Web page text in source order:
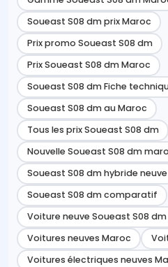
Soueast S08 dm prix Maroc
Prix promo Soueast S08 dm
Prix Soueast S08 dm Maroc
Soueast S08 dm Fiche
Soueast S08 dm au Maroc
Tous les prix Soueast S08 dm
Nouvelle Soueast S08 dm
Soueast S08 dm hybride neuve
Soueast S08 dm comparatif
Voiture neuve Soueast S08
Voitures neuves Maroc
Voitures électriques neuves